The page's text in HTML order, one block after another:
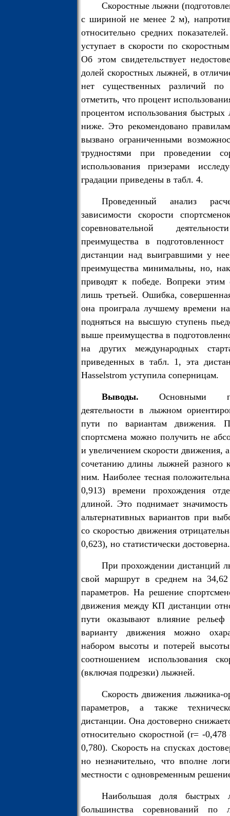
Скоростные лыжни
с шириной не менее 2 м),
относительно средних
уступает в скорости по
Об этом свидетельствует
долей скоростных лыжней, в
нет существенных различий по
отметить, что процент
процентом использования
ниже. Это рекомендовано
вызвано ограниченными
трудностями при проведении
использования призерами
градации приведены в табл. 4.
Проведенный анализ
зависимости скорости
соревновательной
преимущества в
дистанции над выигравшими у
преимущества минимальны, но,
приводят к победе. Вопреки этим
лишь третьей. Ошибка,
она проиграла лучшему времени
подняться на высшую ступень
выше преимущества в
на других международных
приведенных в табл. 1, эта
Hasselstrom уступила соперницам.
Выводы. Основными
деятельности в лыжном
пути по вариантам движения.
спортсмена можно получить не
и увеличением скорости движения,
сочетанию длины лыжней разного
ним. Наиболее тесная
0,913) времени прохождения
длиной. Это поднимает
альтернативных вариантов при
со скоростью движения
0,623), но статистически достоверна.
При прохождении дистанций
свой маршрут в среднем на 34,62
параметров. На решение
движения между КП дистанции
пути оказывают влияние
варианту движения можно
набором высоты и потерей
соотношением использования
(включая подрезки) лыжней.
Скорость движения лыжника-
параметров, а также
дистанции. Она достоверно
относительно скоростной (r= -
0,780). Скорость на спусках
но незначительно, что вполне
местности с одновременным
Наибольшая доля быстрых
большинства соревнований